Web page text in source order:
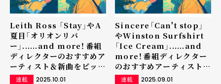
Leith Ross 「Stay」やA
夏目「オリオンリバ
ー」......and more！――番組
ディレクターのおすすめア
ーティスト＆新曲をピック
アップ
連載 2025.10.01
Sincere「Can't stop」
やWinston Surfshirt
「Ice Cream」......and
more！――番組ディレクター
のおすすめアーティスト＆
新曲をピックアップ
連載 2025.09.01